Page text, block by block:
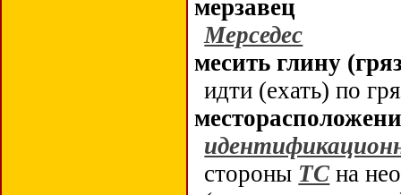
мерзавец
Мерседес
месить глину
идти (ехать) по
стороны ТСна